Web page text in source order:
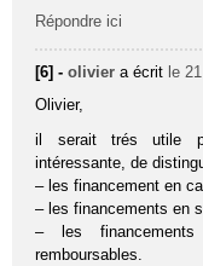
Répondre ici
[6] -olivier a écrit le
Olivier,
il serait trés utile
intéressante, de
– les financement en
– les financements en
– les
remboursables.